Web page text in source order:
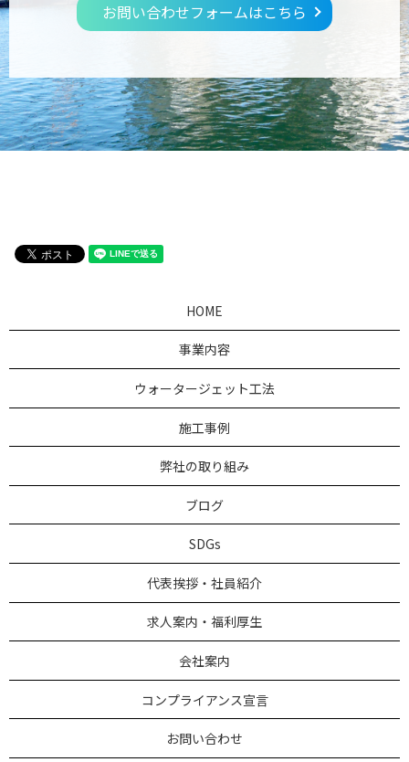
お問い合わせフォームはこちら
HOME
事業内容
ウォータージェット工法
施工事例
弊社の取り組み
ブログ
SDGs
代表挨拶・社員紹介
求人案内・福利厚生
会社案内
コンプライアンス宣言
お問い合わせ